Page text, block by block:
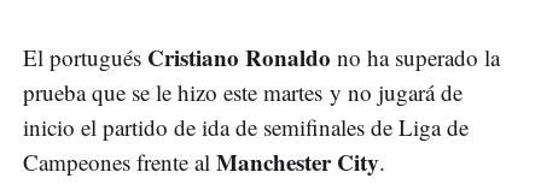
El portugués Cristiano Ronaldo no ha superado la
prueba que se le hizo este martes y no jugará de
inicio el partido de ida de semifinales de Liga de
Campeones frente al Manchester City.